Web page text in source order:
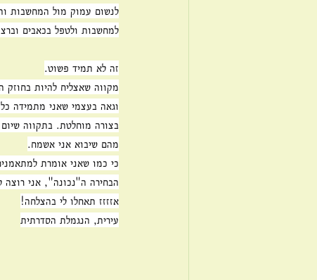
לנשום עמוק מול המחשבות
למחשבות ולטפל בכאבים
זה לא תמיד פשוט.
מקווה שאצליח להיות
וגאה בעצמי שאני מתמידה
בצורה מוחלטת. בתקווה
מהם שיבוא אני אשמח.
כי כמו שאני אומרת
הבחירה ה"נכונה", אני רוצה
אזזזז תאחלו לי בהצלחה!
עירית, הנגמלת הסדרתית